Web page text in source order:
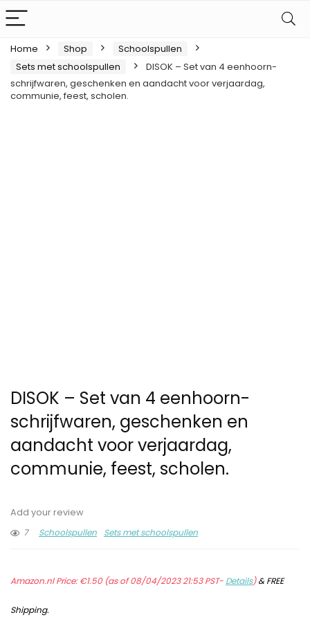
Home Shop
Schoolspullen
Sets met schoolspullen
DISOK – Set van 4 eenhoorn-
schrijfwaren, geschenken en aandacht voor verjaardag,
communie, feest, scholen.
DISOK – Set van 4 eenhoorn-
schrijfwaren, geschenken en
aandacht voor verjaardag,
communie, feest, scholen.
Add your review
7
Schoolspullen Sets met schoolspullen
Amazon.nl Price:€1.50(as of 08/04/2023 21:53 PST- Details)&FREE
Shipping.